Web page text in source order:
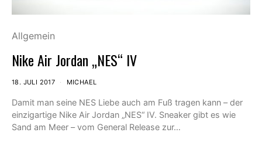
Allgemein
Nike Air Jordan „NES“ IV
18. JULI 2017 MICHAEL
Damit man seine NES Liebe auch am Fuß tragen kann – der
einzigartige Nike Air Jordan „NES“ IV. Sneaker gibt es wie
Sand am Meer – vom General Release zur…